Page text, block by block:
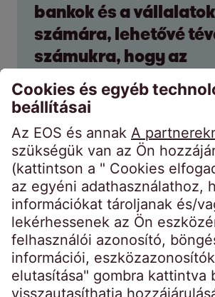
bankok és a vállalatok
számára, lehetővé
számukra, hogy az
alaptevékenységükre
koncentrálhassanak.
Marwin Ramcke
Az EOS Csoport